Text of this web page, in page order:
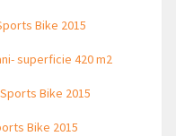
Bike 2015
superficie 420 m2
Sports Bike 2015
Bike 2015